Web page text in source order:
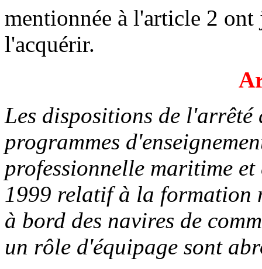
mentionnée à l'article 2
l'acquérir.
Les dispositions de
programmes
professionnelle maritime
1999 relatif à la formation
à bord des navires de
un rôle d'équipage sont